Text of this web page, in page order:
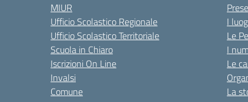
MIUR
Ufficio Scolastico Regionale
Ufficio Scolastico Territoriale
Scuola in Chiaro
Iscrizioni On Line
Invalsi
Comune
I
Le
I
Le
La